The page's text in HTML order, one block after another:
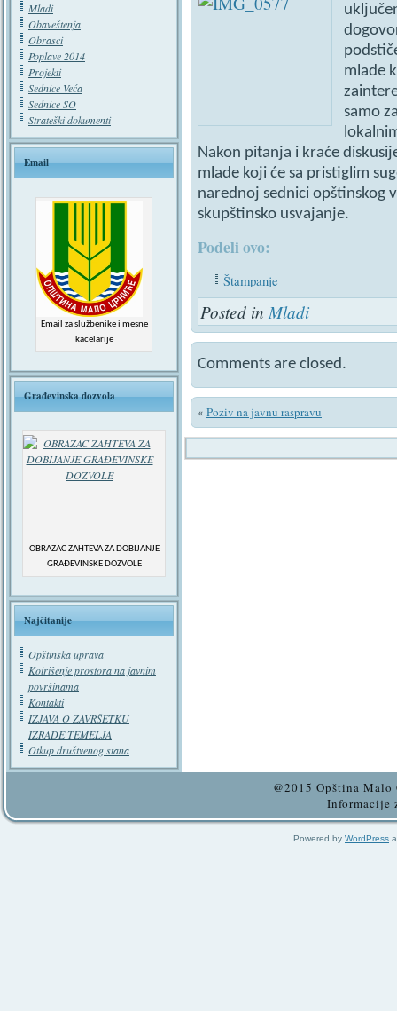
Mladi
Obaveštenja
Obrasci
Poplave 2014
Projekti
Sednice Veća
Sednice SO
Strateški dokumenti
Email
Email za službenike i mesne
kacelarije
Građevinska dozvola
OBRAZAC ZAHTEVA ZA DOBIJANJE
GRAĐEVINSKE DOZVOLE
Najčitanije
Opštinska uprava
Koirišenje prostora na javnim
površinama
Kontakti
IZJAVA O ZAVRŠETKU
IZRADE TEMELJA
Otkup društvenog stana
mlade
samo
Nakon pitanja i kraće
mlade koji će sa pristiglim
narednoj sednici opštinskog
skupštinsko usvajanje.
Podeli ovo:
Štampanje
Posted in Mladi
Comments are closed.
« Poziv na javnu raspravu
@2015 Opština
Informacije
Powered by WordPress